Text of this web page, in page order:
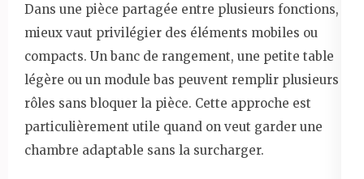
Dans une pièce partagée entre plusieurs fonctions,
mieux vaut privilégier des éléments mobiles ou
compacts. Un banc de rangement, une petite table
légère ou un module bas peuvent remplir plusieurs
rôles sans bloquer la pièce. Cette approche est
particulièrement utile quand on veut garder une
chambre adaptable sans la surcharger.